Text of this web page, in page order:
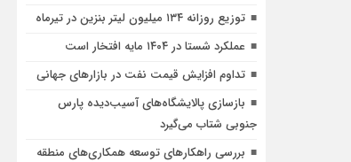
توزیع روزانه ۱۳۴ میلیون لیتر بنزین در تیرماه
عملکرد شستا در ۱۴۰۴ مایه افتخار است
تداوم افزایش قیمت نفت در بازارهای جهانی
بازسازی پالایشگاه‌های آسیب‌دیده پارس
جنوبی شتاب می‌گیرد
بررسی راهكارهای توسعه همكاری‌های منطقه